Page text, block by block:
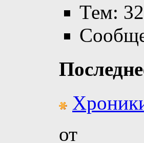
Тем: 32
от